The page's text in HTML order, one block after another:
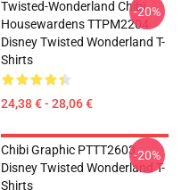
Twisted-Wonderland Chibi
Housewardens TTPM2204
Disney Twisted Wonderland T-
Shirts
24,38 € - 28,06 €
-20%
Chibi Graphic PTTT2603
Disney Twisted Wonderland T-
Shirts
-20%